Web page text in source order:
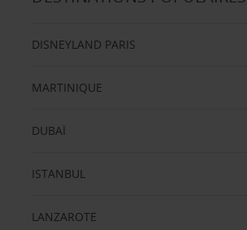
DISNEYLAND PARIS
MARTINIQUE
DUBAÏ
ISTANBUL
LANZAROTE